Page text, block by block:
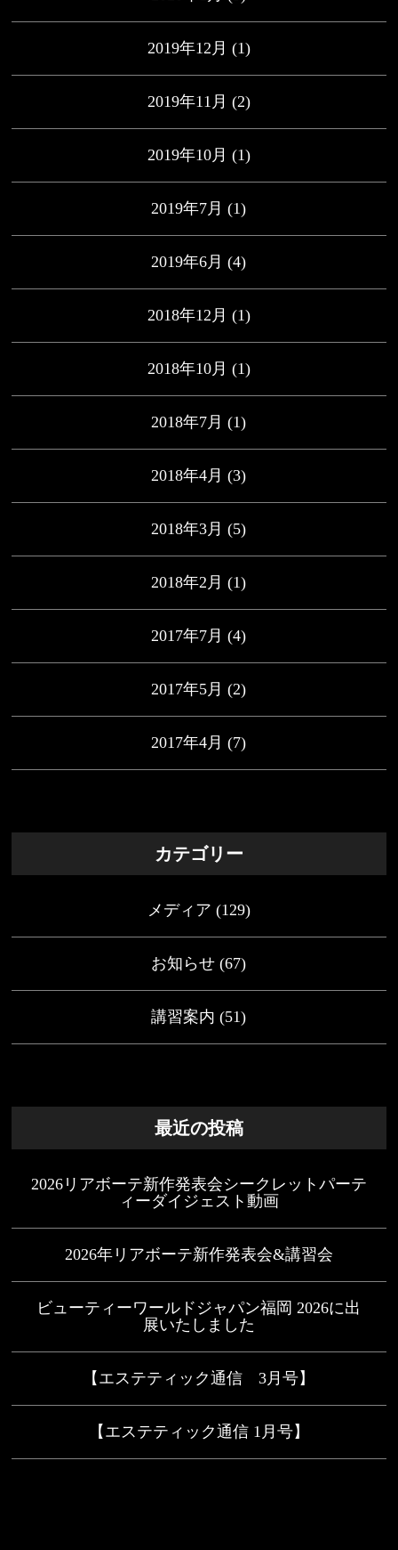
2019年12月 (1)
2019年11月 (2)
2019年10月 (1)
2019年7月 (1)
2019年6月 (4)
2018年12月 (1)
2018年10月 (1)
2018年7月 (1)
2018年4月 (3)
2018年3月 (5)
2018年2月 (1)
2017年7月 (4)
2017年5月 (2)
2017年4月 (7)
カテゴリー
メディア (129)
お知らせ (67)
講習案内 (51)
最近の投稿
2026リアボーテ新作発表会シークレットパーテ
ィーダイジェスト動画
2026年リアボーテ新作発表会&講習会
ビューティーワールドジャパン福岡 2026に出
展いたしました
【エステティック通信 3月号】
【エステティック通信 1月号】